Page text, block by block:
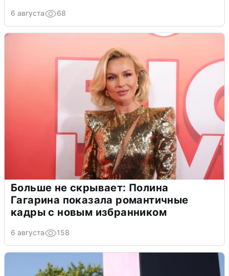
6 августа 68
Больше не скрывает: Полина
Гагарина показала романтичные
кадры с новым избранником
6 августа 158